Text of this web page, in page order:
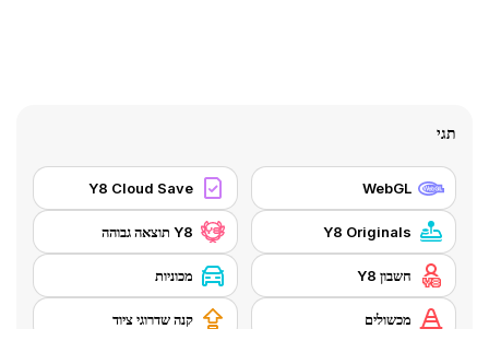
תגי
WebGL
Y8 Cloud Save
Y8 Originals Y8 תוצאה גבוהה
חשבון Y8 מכוניות
מכשולים קנה שדרוגי ציוד